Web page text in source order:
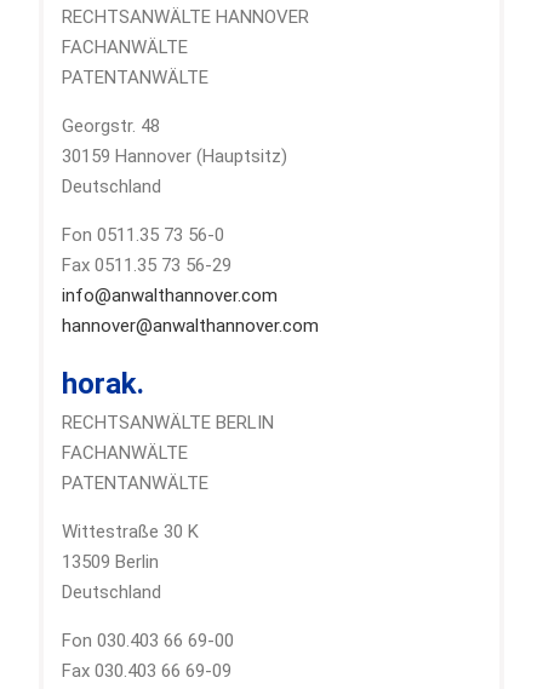
RECHTSANWÄLTE HANNOVER
FACHANWÄLTE
PATENTANWÄLTE
Georgstr. 48
30159 Hannover (Hauptsitz)
Deutschland
Fon 0511.35 73 56-0
Fax 0511.35 73 56-29
info@anwalthannover.com
hannover@anwalthannover.com
horak.
RECHTSANWÄLTE BERLIN
FACHANWÄLTE
PATENTANWÄLTE
Wittestraße 30 K
13509 Berlin
Deutschland
Fon 030.403 66 69-00
Fax 030.403 66 69-09